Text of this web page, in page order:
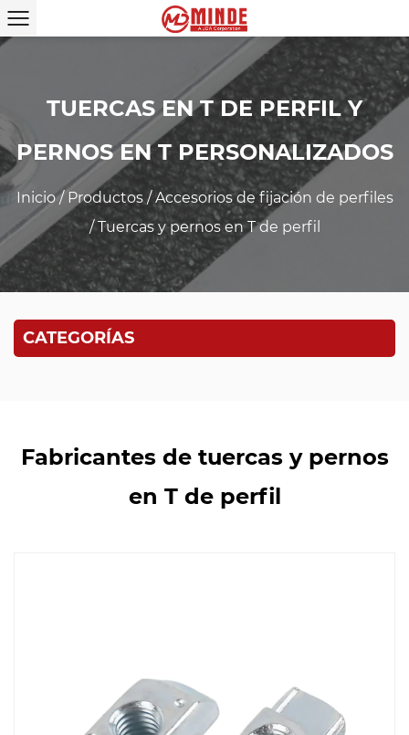
TUERCAS EN T DE PERFIL Y
PERNOS EN T PERSONALIZADOS
Inicio/ Productos/Accesorios de fijación de perfiles
/Tuercas y pernos en T de perfil
CATEGORÍAS
Fabricantes de tuercas y pernos
en T de perfil